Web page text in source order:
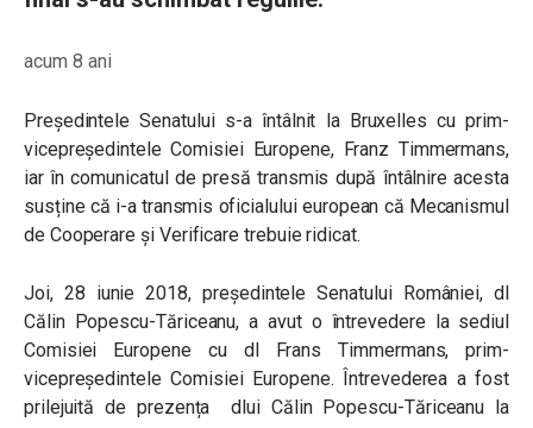
acum 8 ani
Președintele Senatului s-a întâlnit la Bruxelles cu prim-
vicepreședintele Comisiei Europene, Franz Timmermans,
iar în comunicatul de presă transmis după întâlnire acesta
susține că i-a transmis oficialului european că Mecanismul
de Cooperare și Verificare trebuie ridicat.
Joi, 28 iunie 2018, preşedintele Senatului României, dl
Călin Popescu-Tăriceanu, a avut o întrevedere la sediul
Comisiei Europene cu dl Frans Timmermans, prim-
vicepreședintele Comisiei Europene. Întrevederea a fost
prilejuită de prezența dlui Călin Popescu-Tăriceanu la